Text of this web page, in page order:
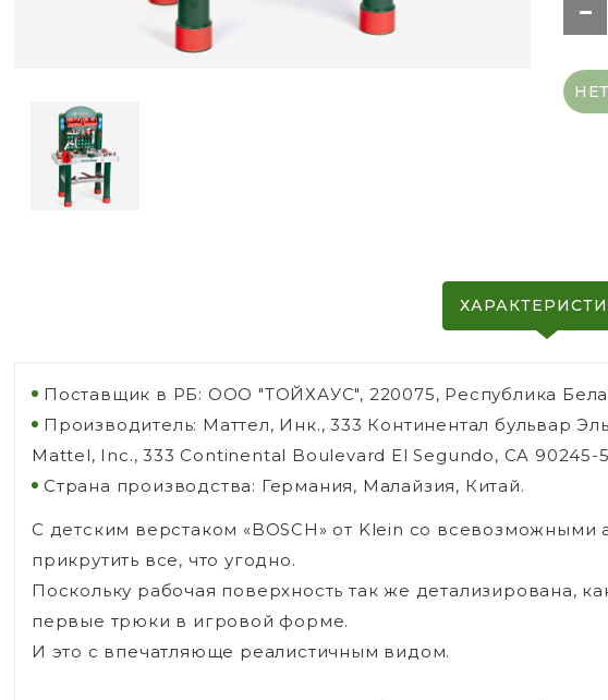
Поставщик в РБ: ООО "ТОЙХАУС", 220075, Республика
Производитель: Маттел, Инк., 333 Континентал бульвар
Mattel, Inc., 333 Continental Boulevard El Segundo, CA 90245-
Страна производства: Германия, Малайзия, Китай.
С детским верстаком «BOSCH» от Klein со всевозможными
прикрутить все, что угодно.
Поскольку рабочая поверхность так же детализирована,
первые трюки в игровой форме.
И это с впечатляюще реалистичным видом.